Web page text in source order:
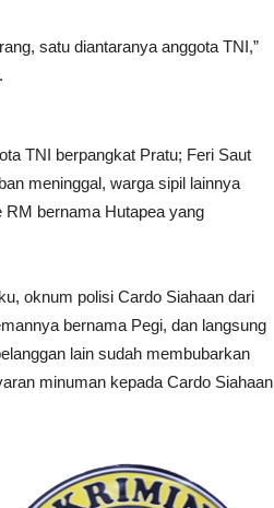
satu diantaranya anggota TNI,”
TNI berpangkat Pratu; Feri Saut
meninggal, warga sipil lainnya
RM bernama Hutapea yang
oknum polisi Cardo Siahaan dari
bernama Pegi, dan langsung
lain sudah membubarkan
minuman kepada Cardo Siahaan